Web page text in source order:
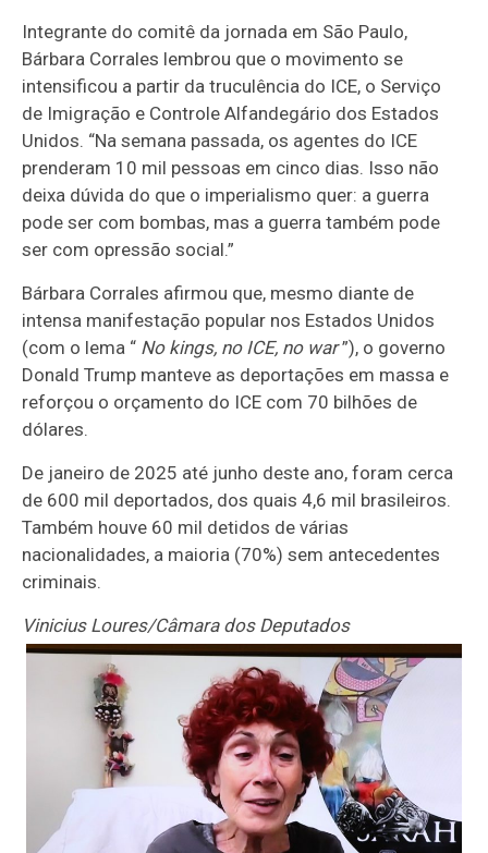
Integrante do comitê da jornada em São Paulo,
Bárbara Corrales lembrou que o movimento se
intensificou a partir da truculência do ICE, o Serviço
de Imigração e Controle Alfandegário dos Estados
Unidos. “Na semana passada, os agentes do ICE
prenderam 10 mil pessoas em cinco dias. Isso não
deixa dúvida do que o imperialismo quer: a guerra
pode ser com bombas, mas a guerra também pode
ser com opressão social.”
Bárbara Corrales afirmou que, mesmo diante de
intensa manifestação popular nos Estados Unidos
(com o lema “ No kings, no ICE, no war”), o governo
Donald Trump manteve as deportações em massa e
reforçou o orçamento do ICE com 70 bilhões de
dólares.
De janeiro de 2025 até junho deste ano, foram cerca
de 600 mil deportados, dos quais 4,6 mil brasileiros.
Também houve 60 mil detidos de várias
nacionalidades, a maioria (70%) sem antecedentes
criminais.
Vinicius Loures/Câmara dos Deputados